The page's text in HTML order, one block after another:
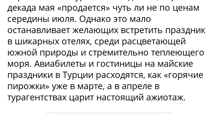
декада мая «продается» чуть ли не по ценам
середины июля. Однако это мало
останавливает желающих встретить праздник
в шикарных отелях, среди расцветающей
южной природы и стремительно теплеющего
моря. Авиабилеты и гостиницы на майские
праздники в Турции расходятся, как «горячие
пирожки» уже в марте, а в апреле в
турагентствах царит настоящий ажиотаж.